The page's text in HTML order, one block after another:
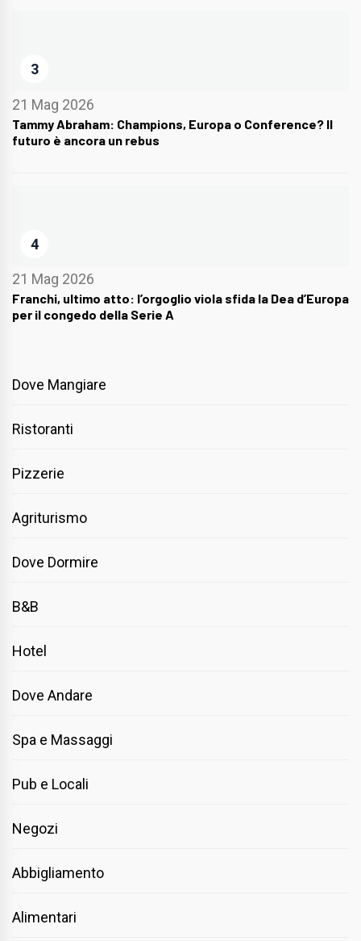
3
21 Mag 2026
Tammy Abraham: Champions, Europa o Conference? Il
futuro è ancora un rebus
4
21 Mag 2026
Franchi, ultimo atto: l’orgoglio viola sfida la Dea d’Europa
per il congedo della Serie A
Dove Mangiare
Ristoranti
Pizzerie
Agriturismo
Dove Dormire
B&B
Hotel
Dove Andare
Spa e Massaggi
Pub e Locali
Negozi
Abbigliamento
Alimentari